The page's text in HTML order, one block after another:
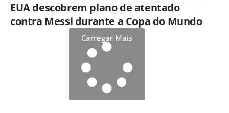
EUA descobrem plano de atentado
contra Messi durante a Copa do Mundo
Carregar Mais